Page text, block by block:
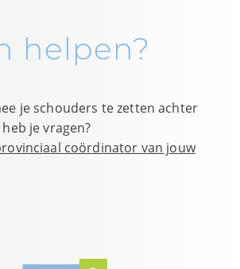
helpen?
je schouders te zetten achter
je vragen?
coördinator van jouw